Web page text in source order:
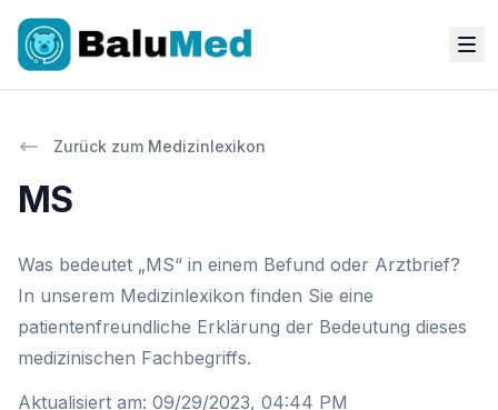
Zurück zum Medizinlexikon
MS
Was bedeutet „MS“ in einem Befund oder Arztbrief?
In unserem Medizinlexikon finden Sie eine
patientenfreundliche Erklärung der Bedeutung dieses
medizinischen Fachbegriffs.
Aktualisiert am: 09/29/2023, 04:44 PM